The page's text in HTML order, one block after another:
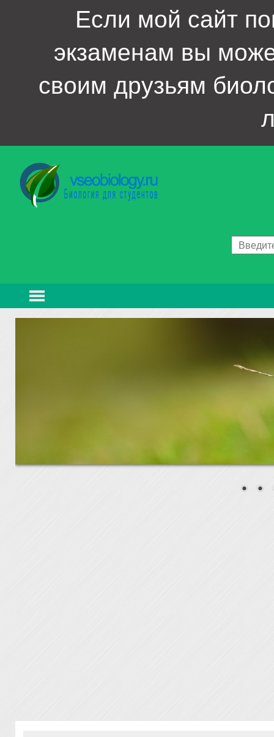
Если мой сайт
экзаменам вы
своим друзьям